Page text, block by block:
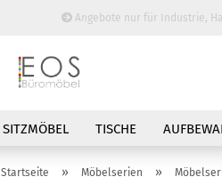
Angebote nur für Industrie,
SITZMÖBEL TISCHE
BESPRECHUNGSTISCHE
Startseite » Möbelserien »